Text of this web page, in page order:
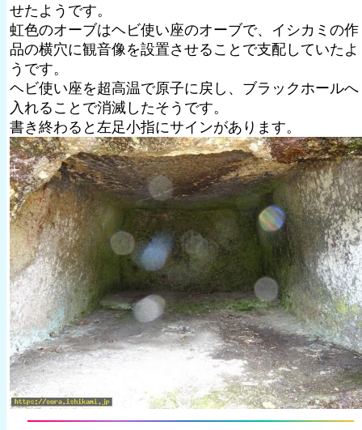
せたようです。
虹色のオーブはヘビ使い座のオーブで、イシカミの作
品の横穴に観音像を設置させることで支配していたよ
うです。
ヘビ使い座を超高温で原子に戻し、ブラックホールへ
入れることで消滅したそうです。
書き終わると左足小指にサインがあります。